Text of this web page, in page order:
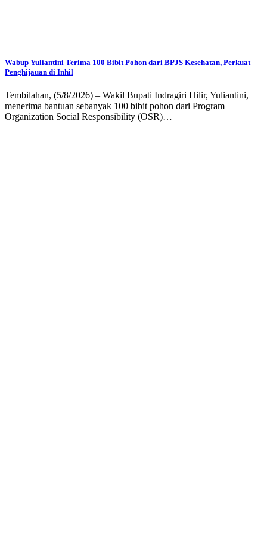
Wabup Yuliantini Terima 100 Bibit Pohon dari BPJS Kesehatan, Perkuat
Penghijauan di Inhil
Tembilahan, (5/8/2026) – Wakil Bupati Indragiri Hilir, Yuliantini,
menerima bantuan sebanyak 100 bibit pohon dari Program
Organization Social Responsibility (OSR)…